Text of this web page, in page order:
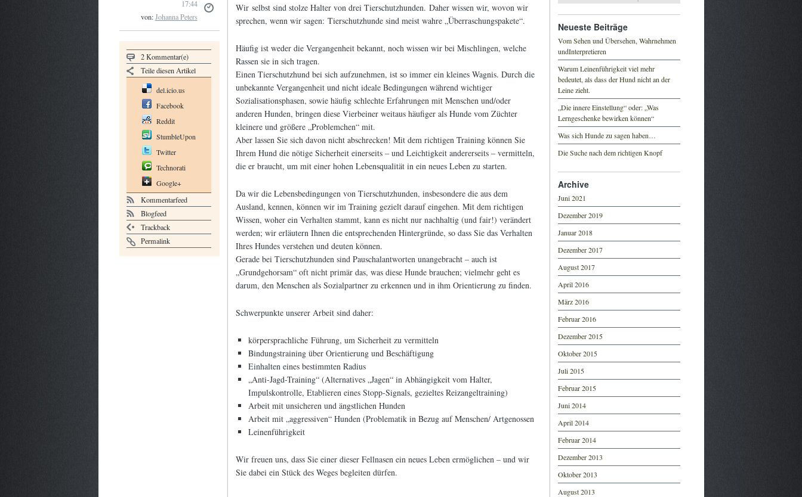
17:44
von:Johanna Peters
2 Kommentar(e)
Teile diesen Artikel
del.icio.us
Facebook
Reddit
StumbleUpon
Twitter
Technorati
Google+
Kommentarfeed
Blogfeed
Trackback
Permalink
Wir selbst sind stolze Halter von drei Tierschutzhunden. Daher wissen wir, wovon wir
sprechen, wenn wir sagen: Tierschutzhunde sind meist wahre „Überraschungspakete“.
Häufig ist weder die Vergangenheit bekannt, noch wissen wir bei Mischlingen, welche
Rassen sie in sich tragen.
Einen Tierschutzhund bei sich aufzunehmen, ist so immer ein kleines Wagnis. Durch die
unbekannte Vergangenheit und nicht ideale Bedingungen während wichtiger
Sozialisationsphasen, sowie häufig schlechte Erfahrungen mit Menschen und/oder
anderen Hunden, bringen diese Vierbeiner weitaus häufiger als Hunde vom Züchter
kleinere und größere „Problemchen“ mit.
Aber lassen Sie sich davon nicht abschrecken! Mit dem richtigen Training können Sie
Ihrem Hund die nötige Sicherheit einerseits – und Leichtigkeit andererseits – vermitteln,
die er braucht, um mit einer hohen Lebensqualität in ein neues Leben zu starten.
Da wir die Lebensbedingungen von Tierschutzhunden, insbesondere die aus dem
Ausland, kennen, können wir im Training gezielt darauf eingehen. Mit dem richtigen
Wissen, woher ein Verhalten stammt, kann es nicht nur nachhaltig (und fair!) verändert
werden; wir erläutern Ihnen die entsprechenden Hintergründe, so dass Sie das Verhalten
Ihres Hundes verstehen und deuten können.
Gerade bei Tierschutzhunden sind Pauschalantworten unangebracht – auch ist
„Grundgehorsam“ oft nicht primär das, was diese Hunde brauchen; vielmehr geht es
darum, den Menschen als Sozialpartner zu erkennen und in ihm Orientierung zu finden.
Schwerpunkte unserer Arbeit sind daher:
körpersprachliche Führung, um Sicherheit zu vermitteln
Bindungstraining über Orientierung und Beschäftigung
Einhalten eines bestimmten Radius
„Anti-Jagd-Training“ (Alternatives „Jagen“ in Abhängigkeit vom Halter,
Impulskontrolle, Etablieren eines Stopp-Signals, gezieltes Reizangeltraining)
Arbeit mit unsicheren und ängstlichen Hunden
Arbeit mit „aggressiven“ Hunden (Problematik in Bezug auf Menschen/ Artgenossen
Leinenführigkeit
Wir freuen uns, dass Sie einer dieser Fellnasen ein neues Leben ermöglichen – und wir
Sie dabei ein Stück des Weges begleiten dürfen.
Neueste Beiträge
Vom Sehen und Übersehen, Wahrnehmen
undInterpretieren
Warum Leinenführigkeit viel mehr
bedeutet, als dass der Hund nicht an der
Leine zieht.
„Die innere Einstellung“ oder: „Was
Lerngeschenke bewirken können“
Was sich Hunde zu sagen haben…
Die Suche nach dem richtigen Knopf
Archive
Juni 2021
Dezember 2019
Januar 2018
Dezember 2017
August 2017
April 2016
März 2016
Februar 2016
Dezember 2015
Oktober 2015
Juli 2015
Februar 2015
Juni 2014
April 2014
Februar 2014
Dezember 2013
Oktober 2013
August 2013